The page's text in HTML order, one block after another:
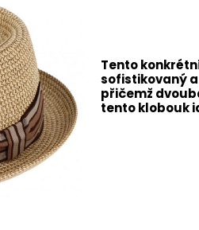
Tento
sofistikovaný a
přičemž
tento klobouk